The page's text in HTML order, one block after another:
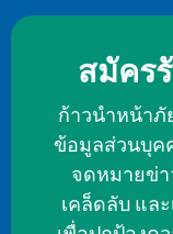
สมัคร
ก้าวนำหน้า
ข้อมูลส่วนบุค
จดหมายข่า
เคล็ดลับ แล